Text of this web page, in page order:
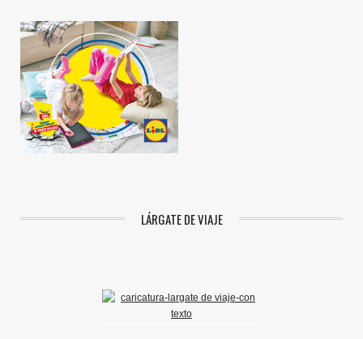
LÁRGATE DE VIAJE